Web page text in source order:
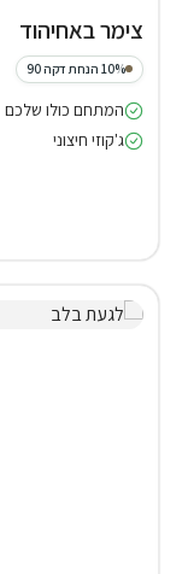
צימר באחיהוד
10% הנחת דקה 90
המתחם כולו שלכם
ג'קוזי חיצוני